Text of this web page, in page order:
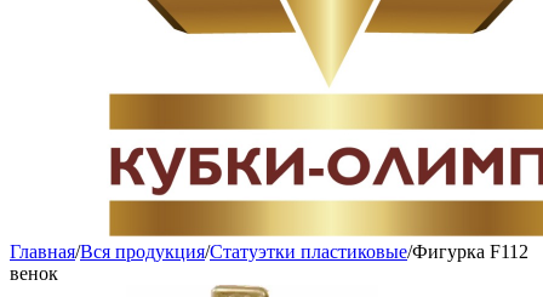
Главная/Вся продукция/Статуэтки пластиковые/Фигурка F112
венок